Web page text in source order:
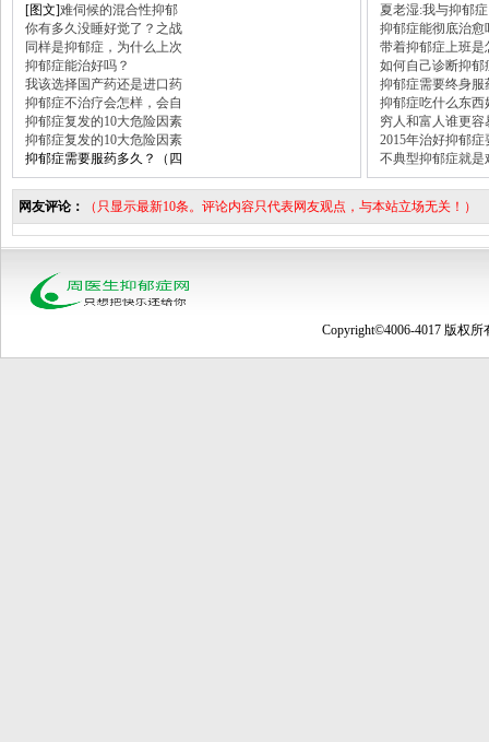
[图文]难伺候的混合性抑郁
你有多久没睡好觉了？之战
同样是抑郁症，为什么上次
抑郁症能治好吗？
我该选择国产药还是进口药
抑郁症不治疗会怎样，会自
抑郁症复发的10大危险因素
抑郁症复发的10大危险因素
抑郁症需要服药多久？（四
夏老湿:我与抑郁症
抑郁症能彻底治愈
带着抑郁症上班是
如何自己诊断抑郁
抑郁症需要终身服
抑郁症吃什么东西
穷人和富人谁更容
2015年治好抑郁症
不典型抑郁症就是
网友评论： （只显示最新10条。评论内容只代表网友观点，与本站立场无关！）
Copyright©4006-4017 版权